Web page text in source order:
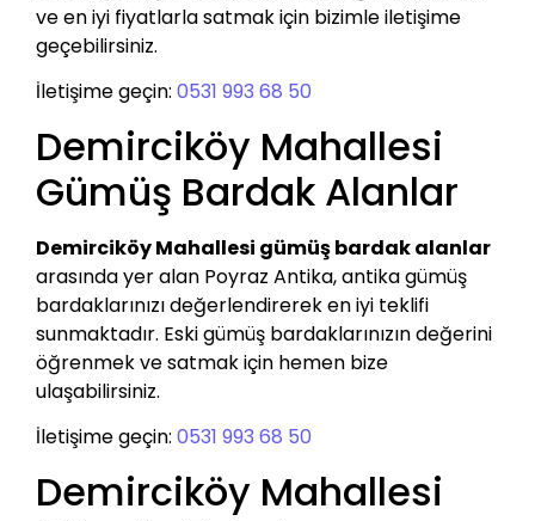
ve en iyi fiyatlarla satmak için bizimle iletişime
geçebilirsiniz.
İletişime geçin: 0531 993 68 50
Demirciköy Mahallesi
Gümüş Bardak Alanlar
Demirciköy Mahallesi gümüş bardak alanlar
arasında yer alan Poyraz Antika, antika gümüş
bardaklarınızı değerlendirerek en iyi teklifi
sunmaktadır. Eski gümüş bardaklarınızın değerini
öğrenmek ve satmak için hemen bize
ulaşabilirsiniz.
İletişime geçin: 0531 993 68 50
Demirciköy Mahallesi